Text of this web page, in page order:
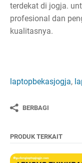
terdekat di jogja.
profesional dan
kualitasnya.
laptopbekasjogja,
BERBAGI
PRODUK TERKAIT